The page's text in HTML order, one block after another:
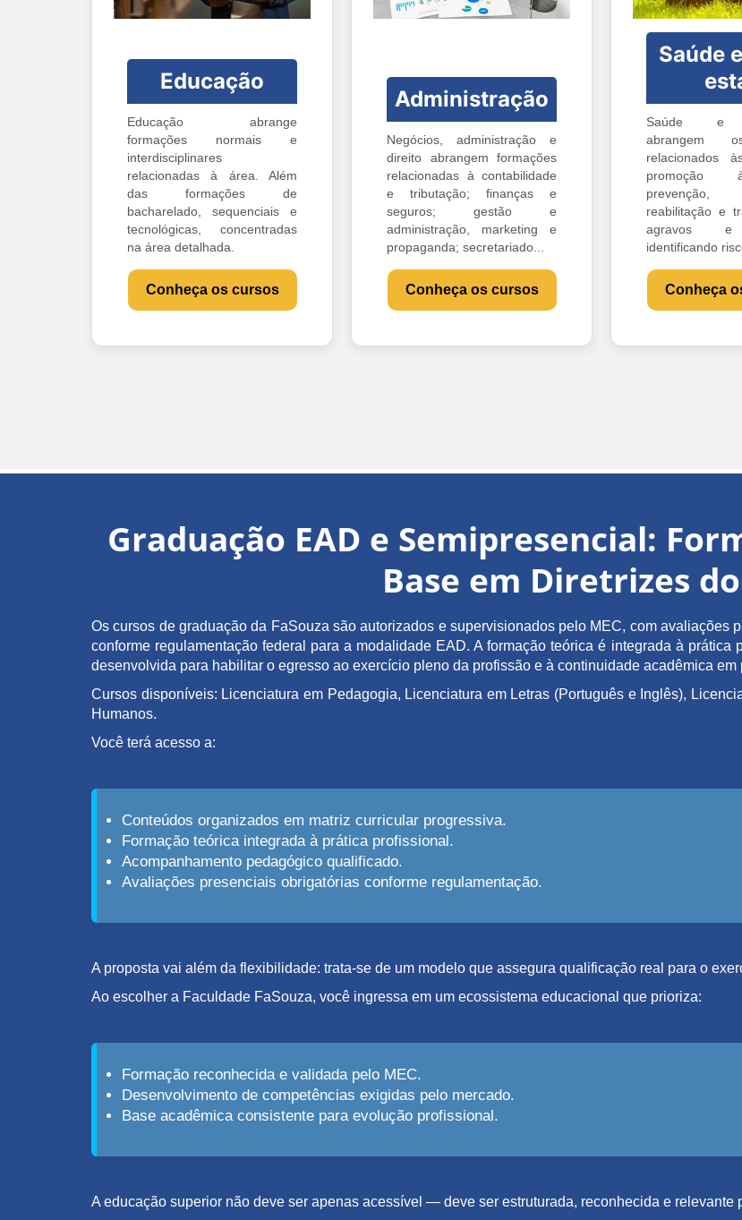
Educação
Educação abrange
formações normais e
interdisciplinares
relacionadas à área. Além
das formações de
bacharelado, sequenciais e
tecnológicas, concentradas
na área detalhada.
Conheça os cursos
Administração
Negócios, administração e
direito abrangem formações
relacionadas à contabilidade
e tributação; finanças e
seguros; gestão e
administração, marketing e
propaganda; secretariado...
Conheça os cursos
Saúde
Saúde e
abrangem
relacionados
promoção
prevenção,
reabilitação e
agravos e
identificando
Conheça
Graduação EAD e Semipresencial:
Base em Diretrizes do
Os cursos de graduação da FaSouza são autorizados e supervisionados pelo MEC, com avaliações
conforme regulamentação federal para a modalidade EAD. A formação teórica é integrada à
desenvolvida para habilitar o egresso ao exercício pleno da profissão e à continuidade acadêmica em
Cursos disponíveis: Licenciatura em Pedagogia, Licenciatura em Letras (Português e Inglês),
Humanos.
Você terá acesso a:
Conteúdos organizados em matriz curricular progressiva.
Formação teórica integrada à prática profissional.
Acompanhamento pedagógico qualificado.
Avaliações presenciais obrigatórias conforme regulamentação.
A proposta vai além da flexibilidade: trata-se de um modelo que assegura qualificação real para o
Ao escolher a Faculdade FaSouza, você ingressa em um ecossistema educacional que prioriza:
Formação reconhecida e validada pelo MEC.
Desenvolvimento de competências exigidas pelo mercado.
Base acadêmica consistente para evolução profissional.
A educação superior não deve ser apenas acessível — deve ser estruturada, reconhecida e relevante